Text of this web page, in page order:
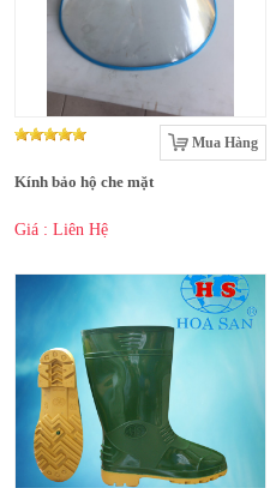
Mua Hàng
Kính bảo hộ che mặt
Giá : Liên Hệ